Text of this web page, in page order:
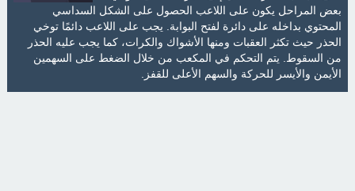
بعض المراحل يكون على اللاعب الحصول على الشكل السداسي
المحتوي بداخله على دائرة لفتح البوابة. يجب على اللاعب دائمًا توخي
الحذر حيث تكثر العقبات ومنها الأشواك والكرات، كما يجب عليه الحذر
من السقوط. يتم التحكم في المكعب من خلال الضغط على السهمين
الأيمن والأيسر للحركة والسهم الأعلى للقفز.